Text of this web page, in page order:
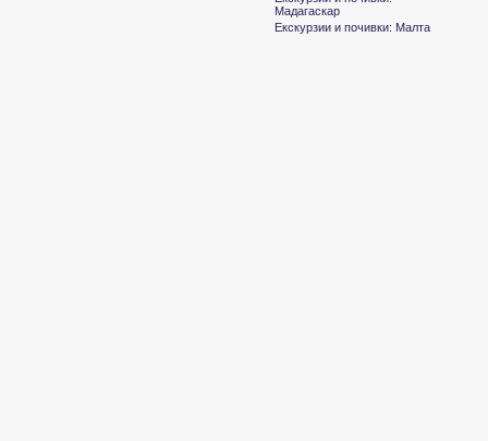
Мадагаскар
Екскурзии и почивки: Малта